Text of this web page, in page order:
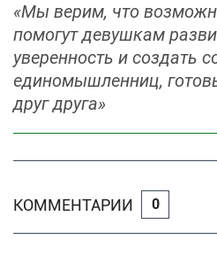
«Мы верим, что
помогут девушкам
уверенность и создать
единомышленниц,
друг друга»
КОММЕНТАРИИ 0